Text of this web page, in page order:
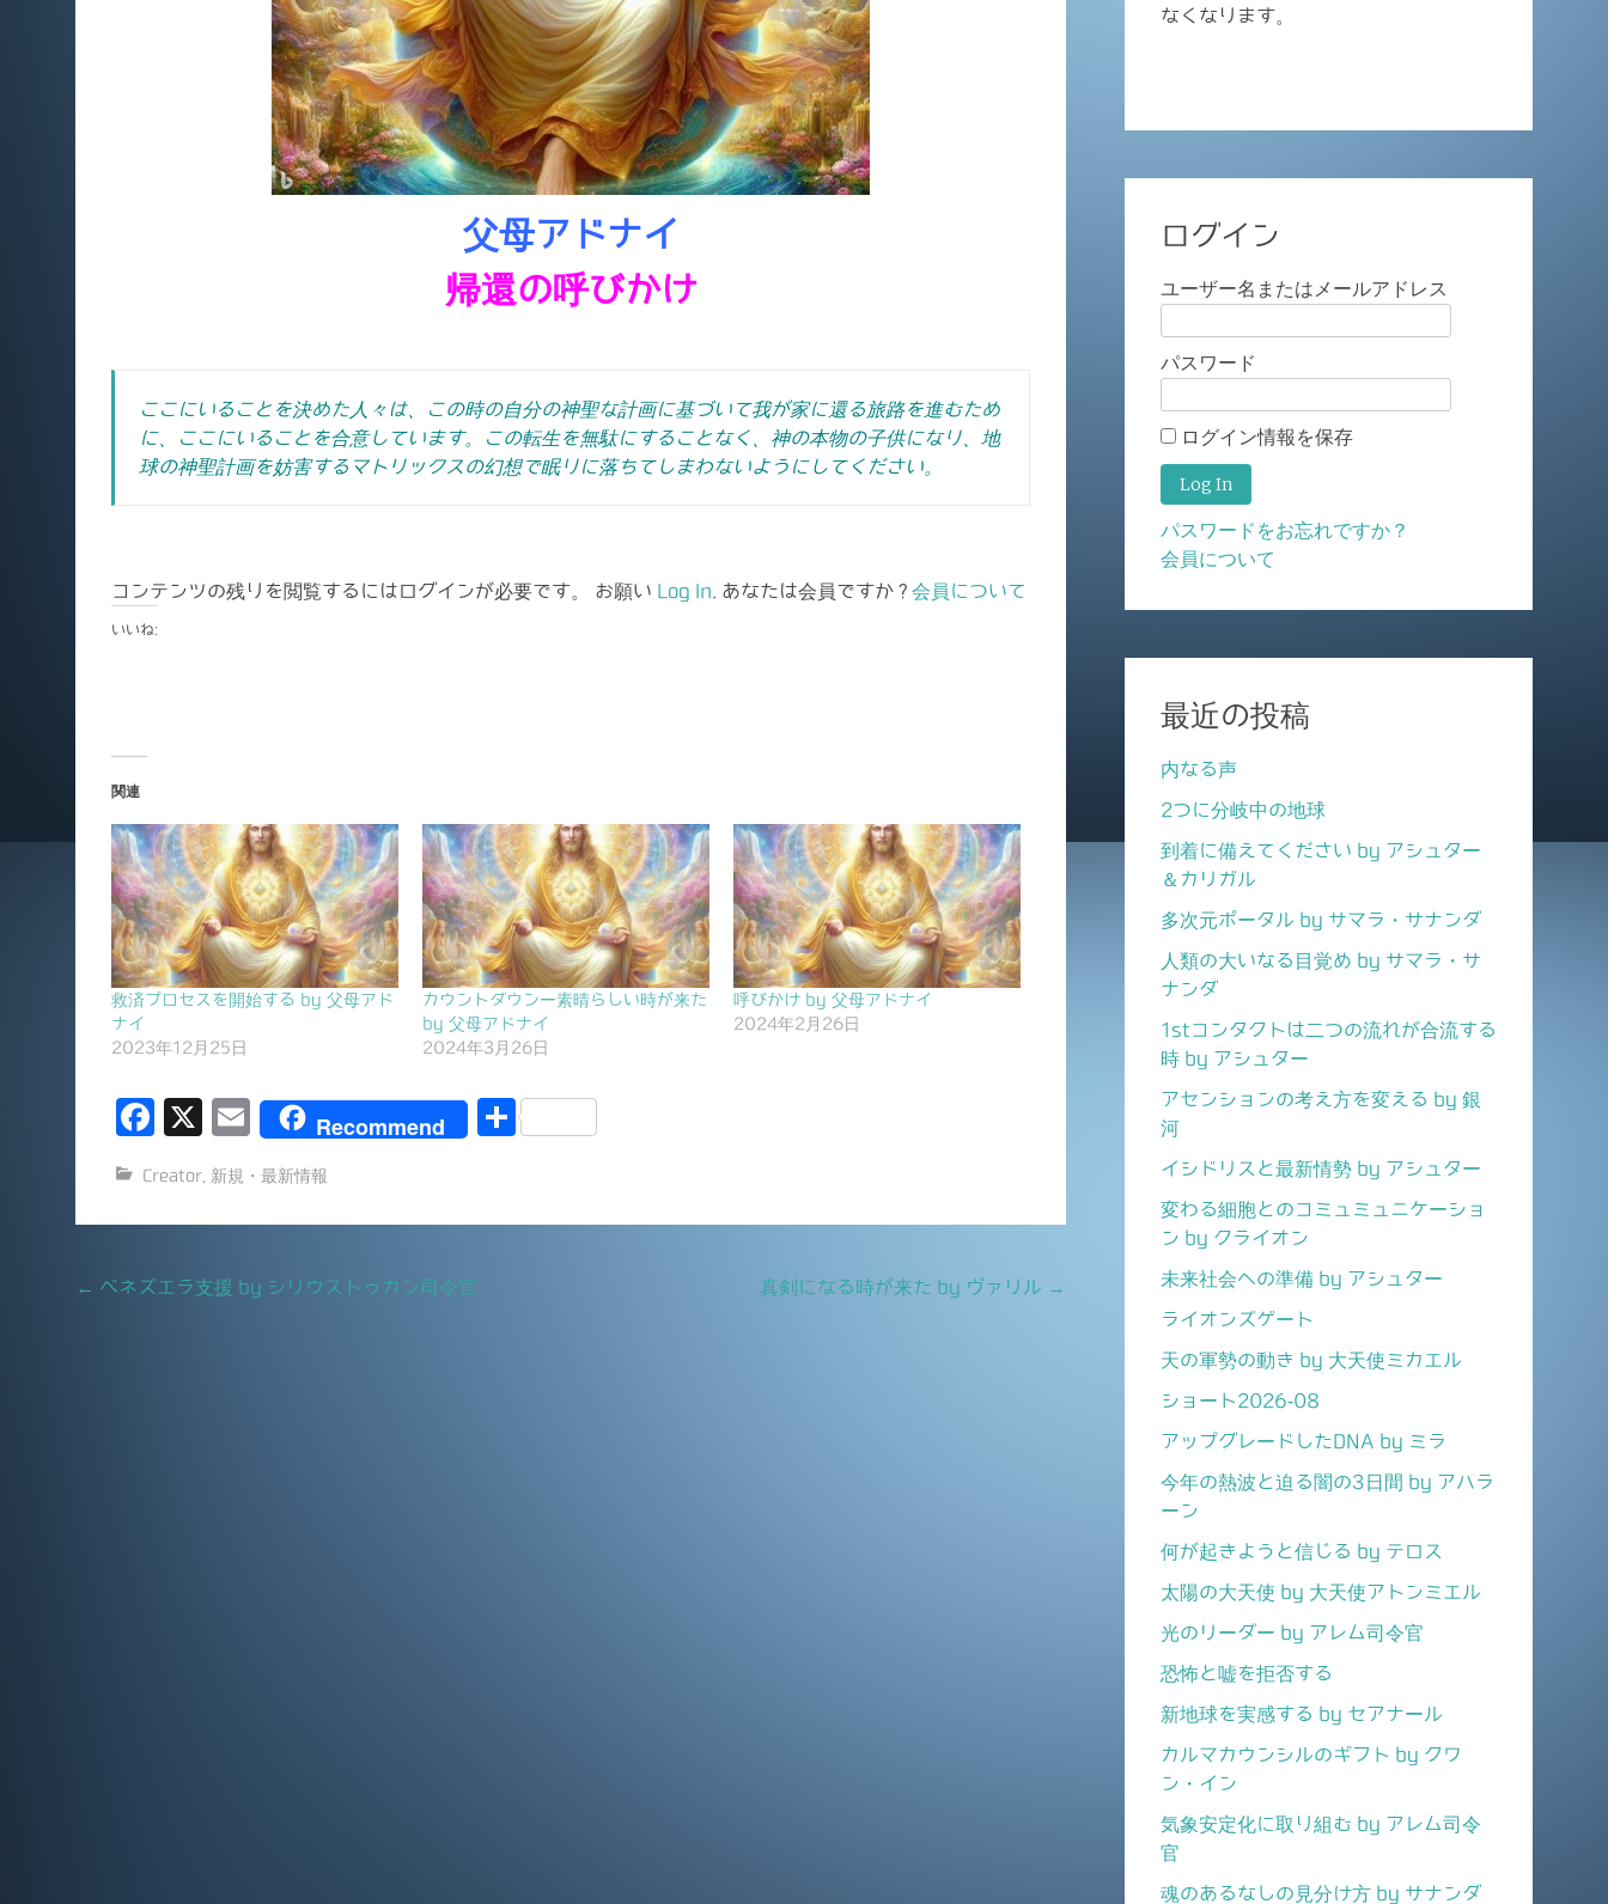
父母アドナイ
帰還の呼びかけ
ここにいることを決めた人々は、この時の自分の神聖な計画に基づいて我が家に還る旅路を進むため
に、ここにいることを合意しています。
この転生を無駄にすることなく、神の本物の子供になり、地
球の神聖計画を妨害するマトリックスの幻想で眠りに落ちてしまわないようにしてください。
コンテンツの残りを閲覧するにはログインが必要です。 お願い Log In . あなたは会員ですか ? 会員について
いいね:
関連
救済プロセスを開始する by 父母アド
ナイ
2023年12月25日
カウントダウンー素晴らしい時が来た
by 父母アドナイ
2024年3月26日
呼びかけ by 父母アドナイ
2024年2月26日
F
c
e
b
X
E
ai
l
Recommend
共
Creator 新規・最新情報
Post
← ベネズエラ支援 by シリウストゥカン司令官 真剣になる時が来た by ヴァリル →
なくなります。
ログイン
ユーザー名またはメールアドレス
パスワード
ログイン情報を保存
パスワードをお忘れですか？
会員について
最近の投稿
内なる声
2つに分岐中の地球
到着に備えてください by アシュター
＆カリガル
多次元ポータル by サマラ・サナンダ
人類の大いなる目覚め by サマラ・サ
ナンダ
1stコンタクトは二つの流れが合流する
時 by アシュター
アセンションの考え方を変える by 銀
河
イシドリスと最新情勢 by アシュター
変わる細胞とのコミュミュニケーショ
ン by クライオン
未来社会への準備 by アシュター
ライオンズゲート
天の軍勢の動き by 大天使ミカエル
ショート2026-08
アップグレードしたDNA by ミラ
今年の熱波と迫る闇の3日間 by アハラ
ーン
何が起きようと信じる by テロス
太陽の大天使 by 大天使アトンミエル
光のリーダー by アレム司令官
恐怖と嘘を拒否する
新地球を実感する by セアナール
カルマカウンシルのギフト by クワ
ン・イン
気象安定化に取り組む by アレム司令
官
魂のあるなしの見分け方 by サナンダ